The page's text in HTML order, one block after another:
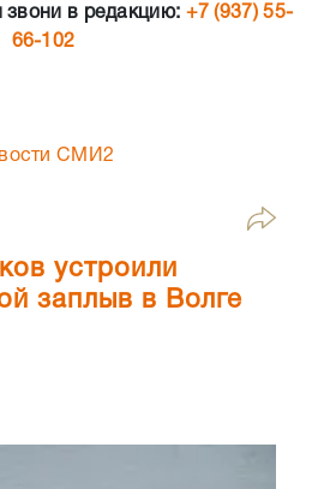
звони в редакцию: +7 (937) 55-
66-102
СМИ2
устроили
заплыв в Волге